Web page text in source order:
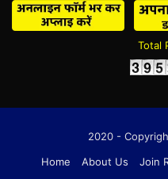
Total
2020 -
Home
About Us Join